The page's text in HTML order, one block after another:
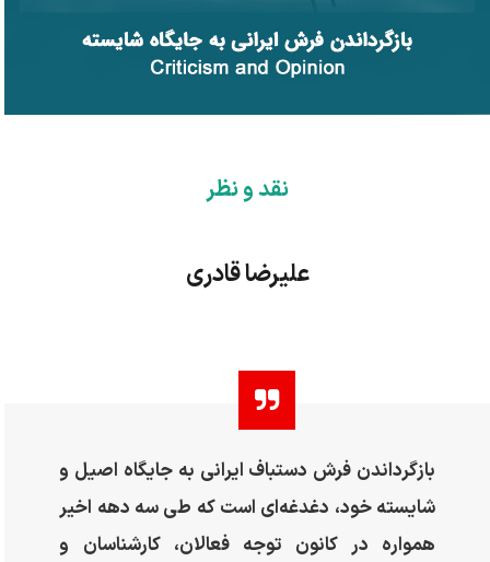
نقد و نظر
علیرضا قادری
بازگرداندن فرش دستباف ایرانی به جایگاه اصیل و
شایسته خود، دغدغه‌ای است که طی سه دهه اخیر
همواره در کانون توجه فعالان، کارشناسان و